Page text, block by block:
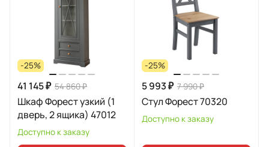
-25%
41 145 ₽ 54 860 ₽
Шкаф Форест узкий (1
дверь, 2 ящика) 47012
Доступно к заказу
-25%
5 993 ₽ 7 990 ₽
Стул Форест 70320
Доступно к заказу